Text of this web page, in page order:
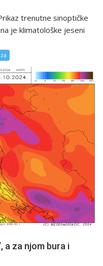
trenutne sinoptičke
je klimatološke jeseni
a za njom bura i